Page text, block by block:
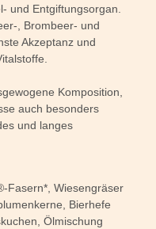
und Entgiftungsorgan.
, Brombeer- und
Akzeptanz und
Komposition,
auch besonders
und langes
Fasern*, Wiesengräser
Bierhefe
Ölmischung